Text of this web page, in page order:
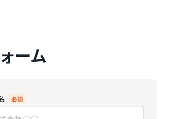
ーム
必須